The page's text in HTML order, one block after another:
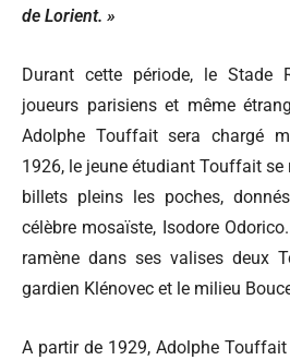
de Lorient. »
Durant cette période, le Stade
joueurs parisiens et même
Adolphe Touffait sera chargé
1926, le jeune étudiant Touffait se
billets pleins les poches,
célèbre mosaïste, Isodore
ramène dans ses valises deux
gardien Klénovec et le milieu
A partir de 1929, Adolphe